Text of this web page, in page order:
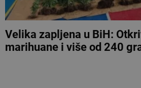
Velika zapljena u BiH:
marihuane i više od 240